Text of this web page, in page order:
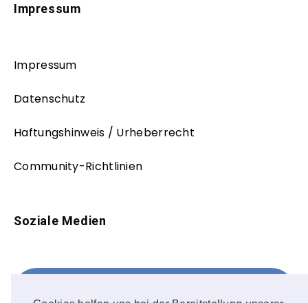
Impressum
Impressum
Datenschutz
Haftungshinweis / Urheberrecht
Community-Richtlinien
Soziale Medien
FOLLOW ME!